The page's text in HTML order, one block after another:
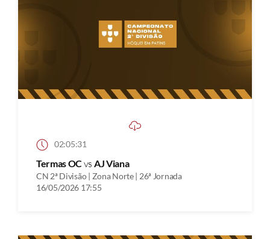
02:05:31
Termas OCvs AJ Viana
CN 2ª Divisão | Zona Norte | 26ª Jornada
16/05/2026 17:55